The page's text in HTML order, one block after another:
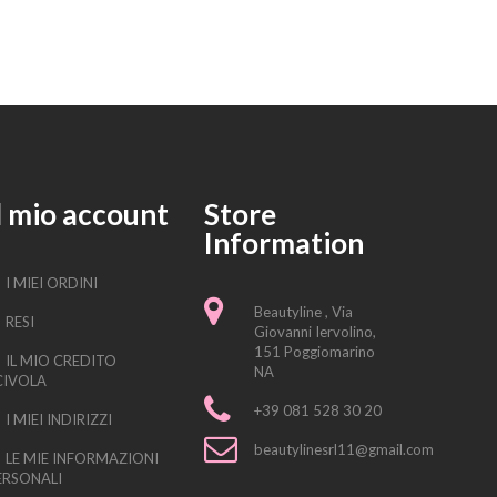
mio account
I MIEI ORDINI
RESI
IL MIO CREDITO
I MIEI INDIRIZZI
LE MIE INFORMAZIONI
Store
Information
Beautyline , Via
Giovanni Iervolino,
151 Poggiomarino
NA
+39 081 528 30 20
beautylinesrl11@gmail.com